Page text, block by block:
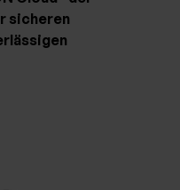
sicheren